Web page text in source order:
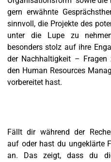
gern erwähnte
sinnvoll, die Projekte des
unter die Lupe zu
besonders stolz auf ihre
der Nachhaltigkeit – Fragen
den Human Resources
vorbereitet hast.
Fällt dir während der
auf oder hast du ungeklärte
an. Das zeigt, dass du